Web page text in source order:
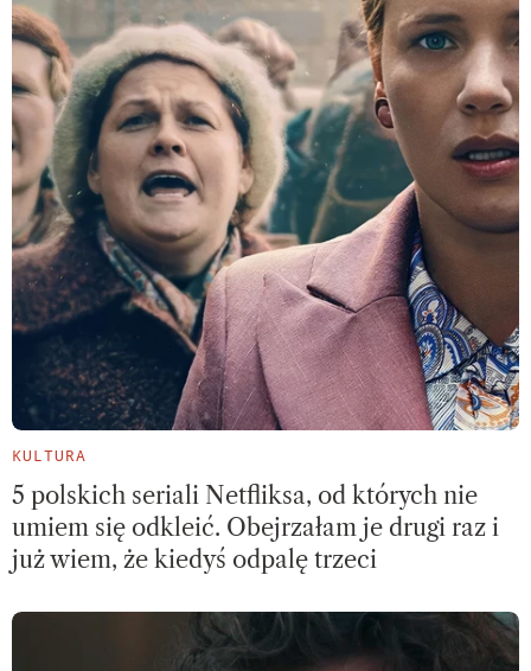
KULTURA
5 polskich seriali Netfliksa, od których nie
umiem się odkleić. Obejrzałam je drugi raz i
już wiem, że kiedyś odpalę trzeci